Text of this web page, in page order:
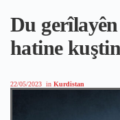
Du
hatine
22/05/2023 in Kurdistan